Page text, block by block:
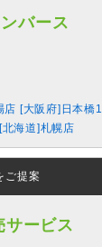
バース
店 [大阪府]日本橋1
海道]札幌店
ご提案
サービス